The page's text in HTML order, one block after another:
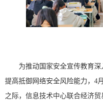
为推动国家安全宣传教育深
提高抵御网络安全风险能力， 4月
之际， 信息技术中心联合经济贸